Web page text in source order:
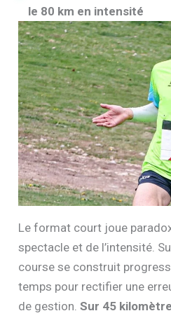
le 80 km en intensité
Le format court joue
spectacle et de l’intensité.
course se construit
temps pour rectifier une
de gestion.Sur 45